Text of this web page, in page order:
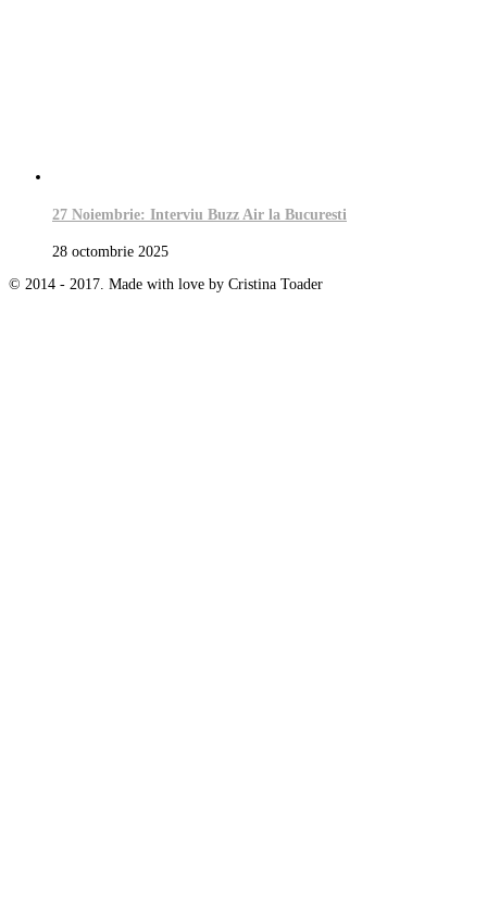
27 Noiembrie: Interviu Buzz Air la Bucuresti
28 octombrie 2025
© 2014 - 2017. Made with love by Cristina Toader